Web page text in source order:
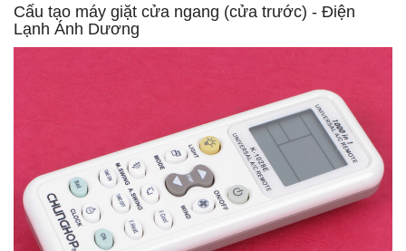
Cấu tạo máy giặt cửa ngang (cửa trước) - Điện
Lạnh Ánh Dương